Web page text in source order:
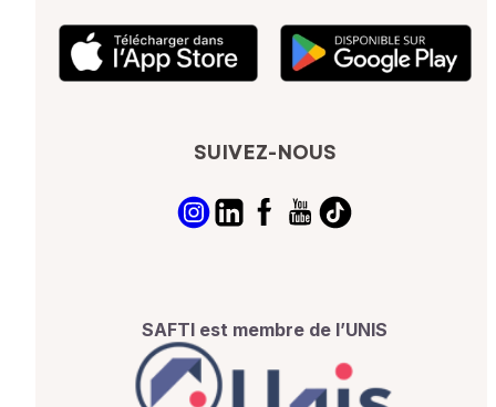
SUIVEZ-NOUS
SAFTI est membre de l’UNIS